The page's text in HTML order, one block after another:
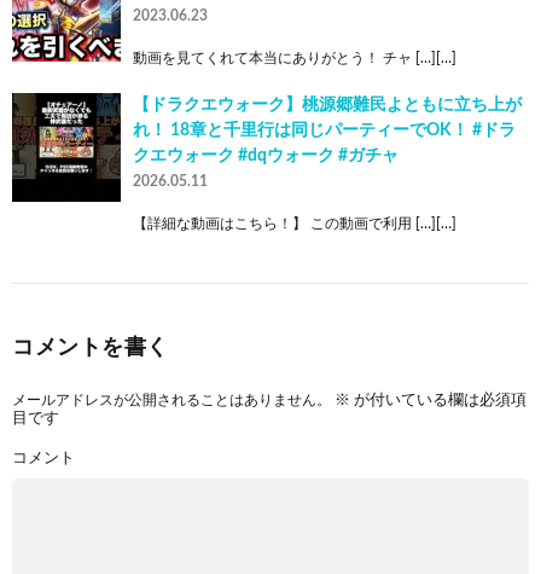
2023.06.23
動画を見てくれて本当にありがとう！ チャ […][…]
【ドラクエウォーク】桃源郷難民よともに立ち上が
れ！ 18章と千里行は同じパーティーでOK！ #ドラ
クエウォーク #dqウォーク #ガチャ
2026.05.11
【詳細な動画はこちら！】 この動画で利用 […][…]
コメントを書く
メールアドレスが公開されることはありません。 ※ が付いている欄は必須項
目です
コメント